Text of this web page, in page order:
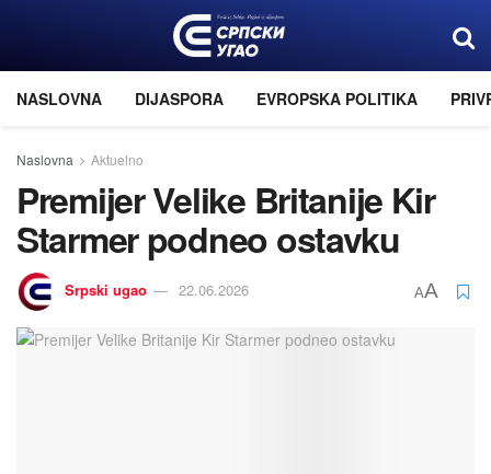
NASLOVNA DIJASPORA EVROPSKA POLITIKA
Naslovna Aktuelno
Premijer Velike Britanije Kir
Starmer podneo ostavku
Srpski ugao 22.06.2026 AA